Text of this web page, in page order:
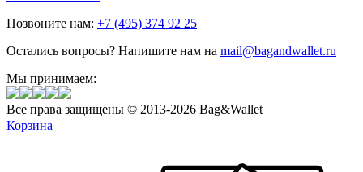
Позвоните нам: +7 (495) 374 92 25
Остались вопросы? Напишите нам на mail@bagandwallet.ru
Мы принимаем:
Все права защищены © 2013-2026 Bag&Wallet
Корзина